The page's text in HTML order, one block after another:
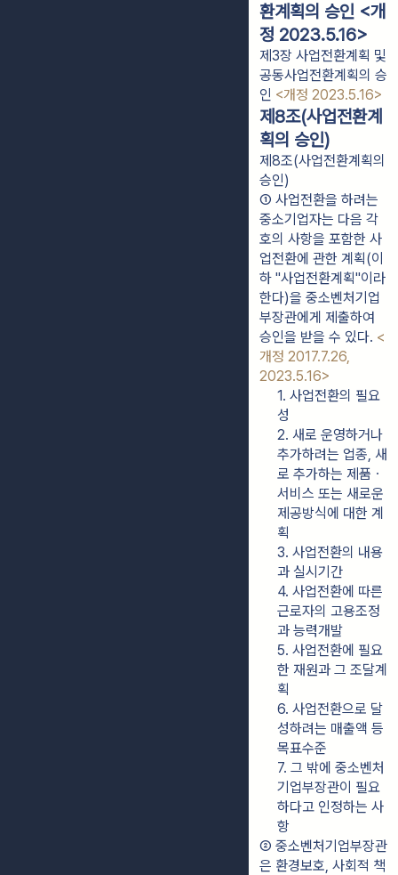
환계획의 승인 <개
정 2023.5.16>
제3장 사업전환계획 및
공동사업전환계획의 승
인 <개정 2023.5.16>
제8조(사업전환계
획의 승인)
제8조(사업전환계획의
승인)
① 사업전환을 하려는
중소기업자는 다음 각
호의 사항을 포함한 사
업전환에 관한 계획(이
하 "사업전환계획"이라
한다)을 중소벤처기업
부장관에게 제출하여
승인을 받을 수 있다. <
개정 2017.7.26,
2023.5.16>
1. 사업전환의 필요
성
2. 새로 운영하거나
추가하려는 업종, 새
로 추가하는 제품ㆍ
서비스 또는 새로운
제공방식에 대한 계
획
3. 사업전환의 내용
과 실시기간
4. 사업전환에 따른
근로자의 고용조정
과 능력개발
5. 사업전환에 필요
한 재원과 그 조달계
획
6. 사업전환으로 달
성하려는 매출액 등
목표수준
7. 그 밖에 중소벤처
기업부장관이 필요
하다고 인정하는 사
항
② 중소벤처기업부장관
은 환경보호, 사회적 책